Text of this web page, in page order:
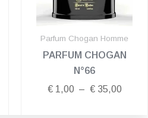
Parfum Chogan Homme
PARFUM CHOGAN
N°66
€1,00 – €35,00